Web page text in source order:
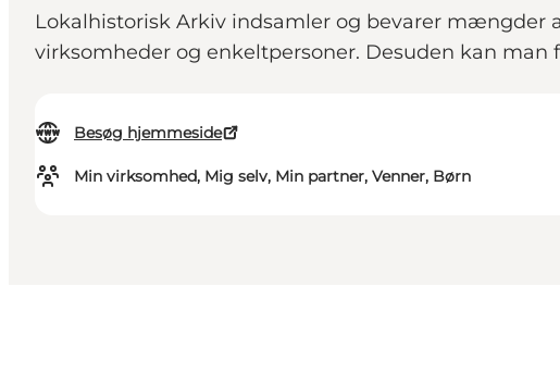
Lokalhistorisk Arkiv indsamler og bevarer mængder
virksomheder og enkeltpersoner. Desuden kan
Besøg hjemmeside
Min virksomhed, Mig selv, Min partner, Venner, Børn